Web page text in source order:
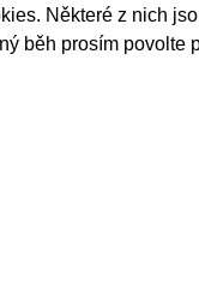
Některé z nich
běh prosím povolte